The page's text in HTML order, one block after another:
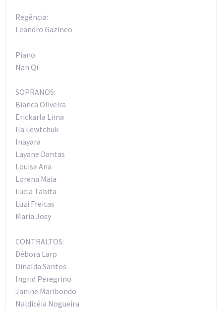
Regência:
Leandro Gazineo
Piano:
Nan Qi
SOPRANOS:
Bianca Oliveira
Erickarla Lima
Ila Lewtchuk
Inayara
Layane Dantas
Louise Ana
Lorena Maia
Lucia Tabita
Luzi Freitas
Maria Josy
CONTRALTOS:
Débora Larp
Dinalda Santos
Ingrid Peregrino
Janine Maribondo
Naldicéia Nogueira